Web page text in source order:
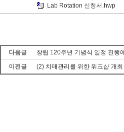
Lab Rotation 신청서.hwp
다음글
창립 120주년 기념식 일정 진행
이전글
(2) 치매관리를 위한 워크샵 개